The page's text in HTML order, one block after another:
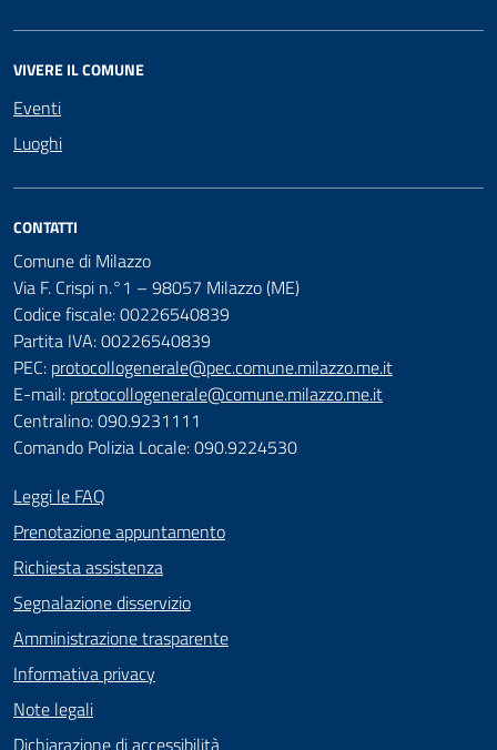
VIVERE IL COMUNE
Eventi
Luoghi
CONTATTI
Comune di Milazzo
Via F. Crispi n.°1 – 98057 Milazzo (ME)
Codice fiscale: 00226540839
Partita IVA: 00226540839
PEC: protocollogenerale@pec.comune.milazzo.me.it
E-mail: protocollogenerale@comune.milazzo.me.it
Centralino: 090.9231111
Comando Polizia Locale: 090.9224530
Leggi le FAQ
Prenotazione appuntamento
Richiesta assistenza
Segnalazione disservizio
Amministrazione trasparente
Informativa privacy
Note legali
Dichiarazione di accessibilità